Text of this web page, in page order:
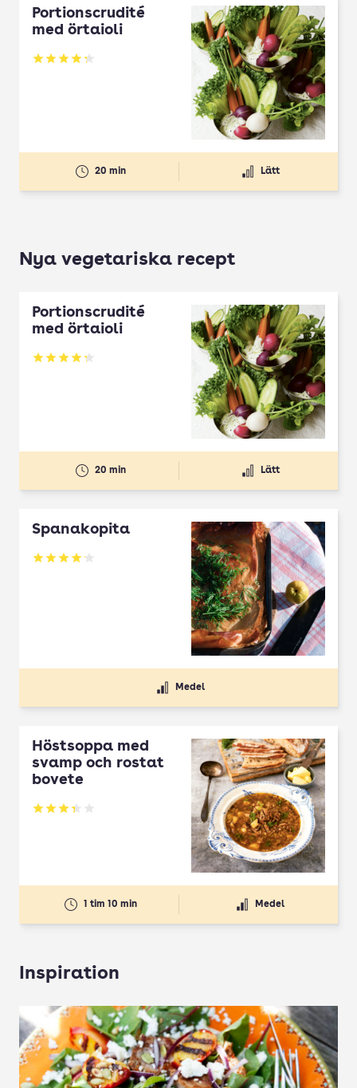
Portionscrudité
med örtaioli
Betyg: 4.27 av 5
20 min Lätt
Nya vegetariska recept
Portionscrudité
med örtaioli
Betyg: 4.27 av 5
20 min Lätt
Spanakopita
Betyg: 4.1 av 5
Medel
Höstsoppa med
svamp och rostat
bovete
Betyg: 3.33 av 5
1 tim 10 min Medel
Inspiration